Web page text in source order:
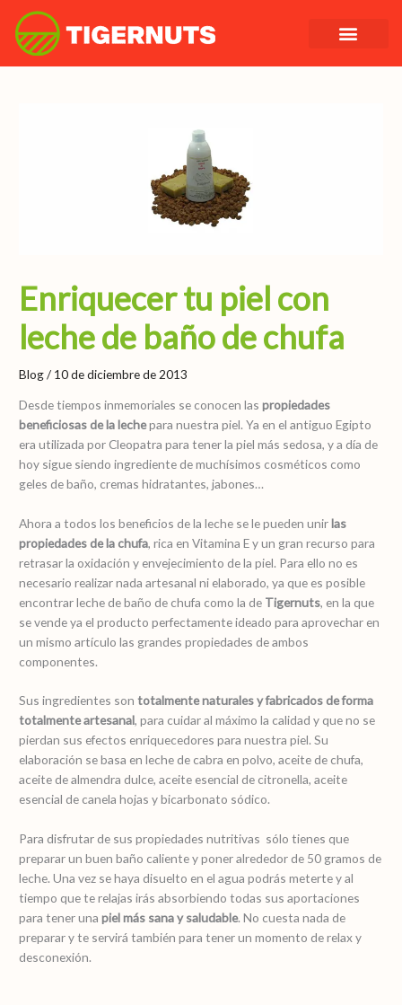
contenido
Enriquecer tu piel con
leche de baño de chufa
Blog/ 10 de diciembre de 2013
Desde tiempos inmemoriales se conocen laspropiedades
beneficiosas de la lechepara nuestra piel. Ya en el antiguo Egipto
era utilizada por Cleopatra para tener la piel más sedosa, y a día de
hoy sigue siendo ingrediente de muchísimos cosméticos como
geles de baño, cremas hidratantes, jabones…
Ahora a todos los beneficios de la leche se le pueden unirlas
propiedades de la chufa, rica en Vitamina E y un gran recurso para
retrasar la oxidación y envejecimiento de la piel. Para ello no es
necesario realizar nada artesanal ni elaborado, ya que es posible
encontrar leche de baño de chufa como la de Tigernuts, en la que
se vende ya el producto perfectamente ideado para aprovechar en
un mismo artículo las grandes propiedades de ambos
componentes.
Sus ingredientes sontotalmente naturales y fabricados de forma
totalmente artesanal, para cuidar al máximo la calidad y que no se
pierdan sus efectos enriquecedores para nuestra piel. Su
elaboración se basa en leche de cabra en polvo, aceite de chufa,
aceite de almendra dulce, aceite esencial de citronella, aceite
esencial de canela hojas y bicarbonato sódico.
Para disfrutar de sus propiedades nutritivas sólo tienes que
preparar un buen baño caliente y poner alrededor de 50 gramos de
leche. Una vez se haya disuelto en el agua podrás meterte y al
tiempo que te relajas irás absorbiendo todas sus aportaciones
para tener una piel más sana y saludable. No cuesta nada de
preparar y te servirá también para tener un momento de relax y
desconexión.